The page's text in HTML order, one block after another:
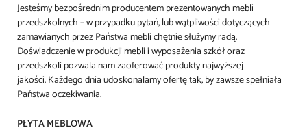
Jesteśmybezpośrednim producentem prezentowanych mebli
przedszkolnych – w przypadku pytań, lub wątpliwości dotyczących
zamawianych przez Państwa mebli chętnie służymy radą.
Doświadczenie w produkcji mebli i wyposażenia szkół oraz
przedszkoli pozwala nam zaoferować produkty najwyższej
jakości. Każdego dnia udoskonalamy ofertę tak, by zawsze spełniała
Państwa oczekiwania.
PŁYTA MEBLOWA